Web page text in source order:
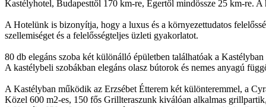
Kastélyhotel, Budapesttől 170 km-re, Egertől mindössze 25 km-re.
A Hotelünk is bizonyítja, hogy a luxus és a környezettudatos
szellemiséget és a felelősségteljes üzleti gyakorlatot.
80 db elegáns szoba két különálló épületben találhatóak a
A kastélybeli szobákban elegáns olasz bútorok és nemes anyagú
A Kastélyban működik az Erzsébet Étterem két különteremmel, a
Közel 600 m2-es, 150 fős Grillteraszunk kiválóan alkalmas